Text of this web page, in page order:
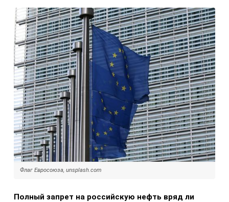
Флаг Евросоюза, unsplash.com
Полный запрет на российскую нефть вряд ли